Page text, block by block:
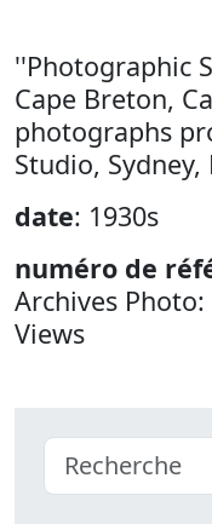
''Photographic
Cape Breton,
photographs
Studio, Sydney,
date: 1930s
numéro de
Archives
Views